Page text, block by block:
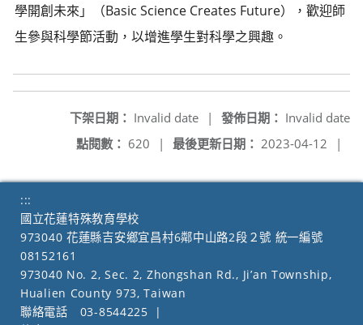
學開創未來」（Basic Science Creates Future），歡迎師
生參與科學節活動，以增進學生對科學之興趣。
發佈日期： Invalid date
下架日期： Invalid date
|
最後更新日期： 2023-04-12 |
點閱數： 620 |
:::
國立花蓮特殊教育學校
973040 花蓮縣吉安鄉宜昌村6鄰中山路2段２號 統一編號
08152161
973040 No. 2, Sec. 2, Zhongshan Rd., Ji’an Township,
Hualien County 973, Taiwan
聯絡電話
03-8544225
|